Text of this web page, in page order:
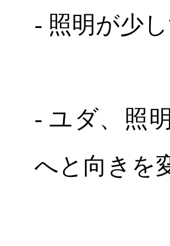
- 照明が少
- ユダ、照
へと向きを